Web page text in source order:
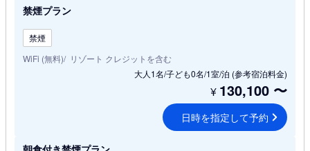
禁煙プラン
禁煙
WiFi (無料)
リゾート クレジットを含む
大人1名/子ども0名/1室/泊 (参考宿泊料金)
¥ 130,100 〜
日時を指定して予約